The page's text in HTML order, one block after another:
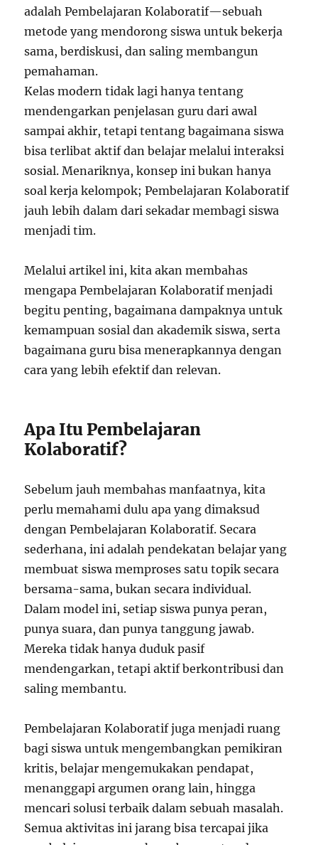
adalah Pembelajaran Kolaboratif—sebuah
metode yang mendorong siswa untuk bekerja
sama, berdiskusi, dan saling membangun
pemahaman.
Kelas modern tidak lagi hanya tentang
mendengarkan penjelasan guru dari awal
sampai akhir, tetapi tentang bagaimana siswa
bisa terlibat aktif dan belajar melalui interaksi
sosial. Menariknya, konsep ini bukan hanya
soal kerja kelompok; Pembelajaran Kolaboratif
jauh lebih dalam dari sekadar membagi siswa
menjadi tim.
Melalui artikel ini, kita akan membahas
mengapa Pembelajaran Kolaboratif menjadi
begitu penting, bagaimana dampaknya untuk
kemampuan sosial dan akademik siswa, serta
bagaimana guru bisa menerapkannya dengan
cara yang lebih efektif dan relevan.
Apa Itu Pembelajaran
Kolaboratif?
Sebelum jauh membahas manfaatnya, kita
perlu memahami dulu apa yang dimaksud
dengan Pembelajaran Kolaboratif. Secara
sederhana, ini adalah pendekatan belajar yang
membuat siswa memproses satu topik secara
bersama-sama, bukan secara individual.
Dalam model ini, setiap siswa punya peran,
punya suara, dan punya tanggung jawab.
Mereka tidak hanya duduk pasif
mendengarkan, tetapi aktif berkontribusi dan
saling membantu.
Pembelajaran Kolaboratif juga menjadi ruang
bagi siswa untuk mengembangkan pemikiran
kritis, belajar mengemukakan pendapat,
menanggapi argumen orang lain, hingga
mencari solusi terbaik dalam sebuah masalah.
Semua aktivitas ini jarang bisa tercapai jika